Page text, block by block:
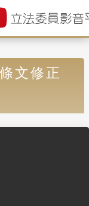
文修正